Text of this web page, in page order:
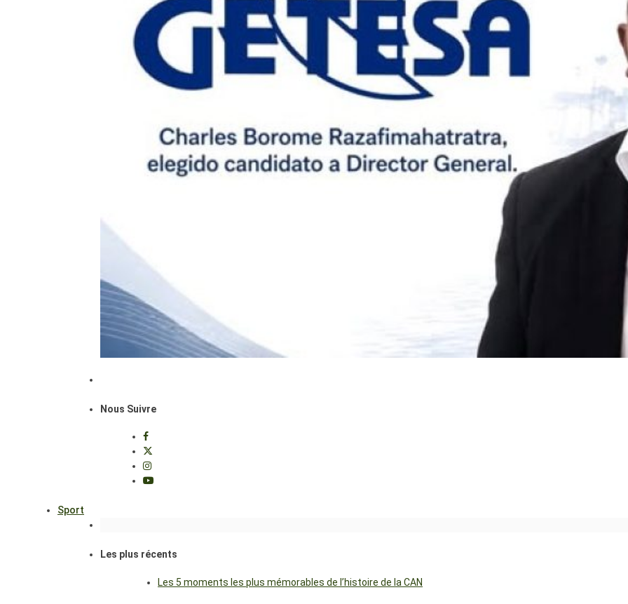
Nous Suivre
Sport
Les plus récents
Les 5 moments les plus mémorables de l’histoire de la CAN